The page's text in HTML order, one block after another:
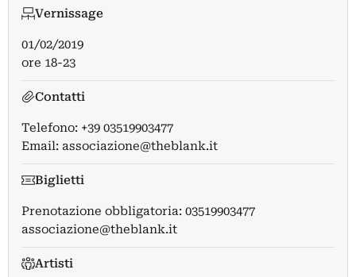
Vernissage
01/02/2019
ore 18-23
Contatti
Telefono: +39 03519903477
Email: associazione@theblank.it
Biglietti
Prenotazione obbligatoria: 03519903477
associazione@theblank.it
Artisti